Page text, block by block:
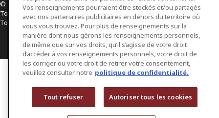
© 2026 Osler, Hoskin & Harcourt S.E.N.C.R.L./s.r.l.
Tous droits réservés
Toronto | Montréal | Calgary | Vancouver | Ottawa | New York
Vos renseignements pourraient être stockés et/ou partagés
avec nos partenaires publicitaires en dehors du territoire où
vous vous trouvez. Pour plus de renseignements sur la
manière dont nous gérons les renseignements personnels,
de même que sur vos droits, qu’il s’agisse de votre droit
d’accéder à vos renseignements personnels, votre droit de
les corriger ou votre droit de retirer votre consentement,
veuillez consulter notre politique de confidentialité.
Tout refuser Autoriser tous les cookies